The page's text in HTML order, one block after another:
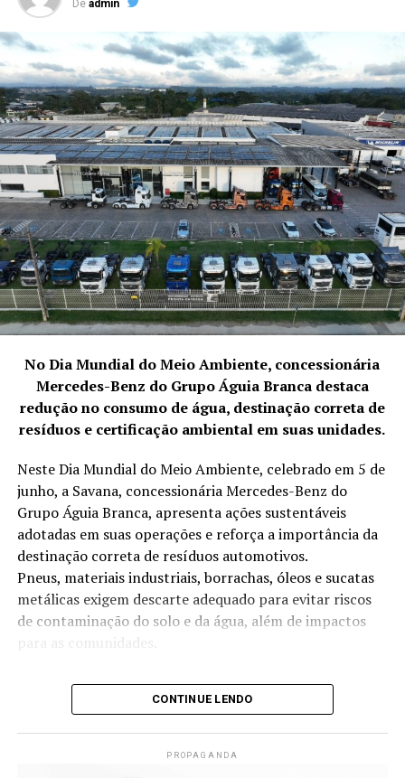
Site:https://moxmidia.com.br/
E-mail: moxmidia@moxmidia.com.br
Telefone/ Whatsapp:(41) 9 9735-5599
De admin
No Dia Mundial do Meio Ambiente, concessionária
Mercedes-Benz do Grupo Águia Branca destaca
redução no consumo de água, destinação correta de
resíduos e certificação ambiental em suas unidades.
Neste Dia Mundial do Meio Ambiente, celebrado em 5 de
junho, a Savana, concessionária Mercedes-Benz do
Grupo Águia Branca, apresenta ações sustentáveis
adotadas em suas operações e reforça a importância da
destinação correta de resíduos automotivos.
Pneus, materiais industriais, borrachas, óleos e sucatas
metálicas exigem descarte adequado para evitar riscos
de contaminação do solo e da água, além de impactos
para as comunidades.
A Savana, por meio das suas 14 filiais, desenvolve
anualmente iniciativas voltadas à redução no consumo
energética e projetos sociais. As práticas adotadas
CONTINUE LENDO
PROPAGANDA